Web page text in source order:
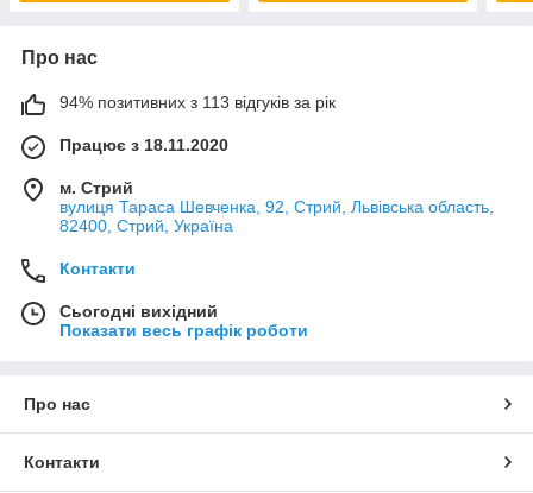
Про нас
94% позитивних з 113 відгуків за рік
Працює з 18.11.2020
м. Стрий
вулиця Тараса Шевченка, 92, Стрий, Львівська область,
82400, Стрий, Україна
Контакти
Сьогодні вихідний
Показати весь графік роботи
Про нас
Контакти